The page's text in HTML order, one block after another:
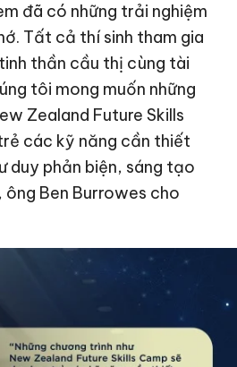
đã có những trải nghiệm
Tất cả thí sinh tham gia
thần cầu thị cùng tài
tôi mong muốn những
Zealand Future Skills
các kỹ năng cần thiết
duy phản biện, sáng tạo
ông Ben Burrowes cho